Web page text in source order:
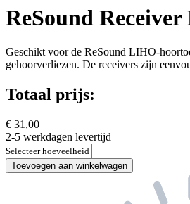
ReSound Receiver
Geschikt voor de ReSound LIHO-
gehoorverliezen. De receivers zijn
Totaal prijs:
€ 31,00
2-5 werkdagen levertijd
Selecteer hoeveelheid
Toevoegen aan winkelwagen